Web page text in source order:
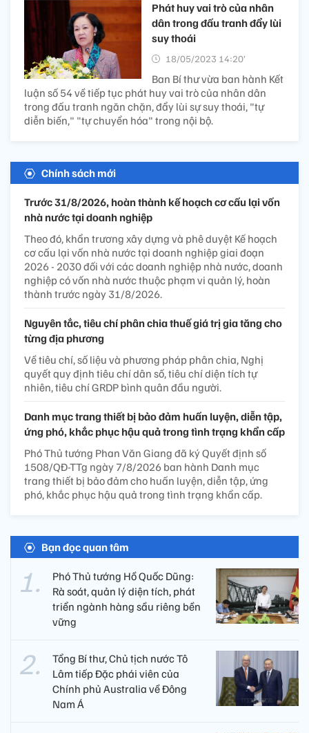
Phát huy vai trò của nhân
dân trong đấu tranh đẩy lùi
suy thoái
18/05/2023 14:20’
Ban Bí thư vừa ban hành Kết
luận số 54 về tiếp tục phát huy vai trò của nhân dân
trong đấu tranh ngăn chặn, đẩy lùi sự suy thoái, "tự
diễn biến," "tự chuyển hóa" trong nội bộ.
Chính sách mới
Trước 31/8/2026, hoàn thành kế hoạch cơ cấu lại vốn
nhà nước tại doanh nghiệp
Theo đó, khẩn trương xây dựng và phê duyệt Kế hoạch
cơ cấu lại vốn nhà nước tại doanh nghiệp giai đoạn
2026 - 2030 đối với các doanh nghiệp nhà nước, doanh
nghiệp có vốn nhà nước thuộc phạm vi quản lý, hoàn
thành trước ngày 31/8/2026.
Nguyên tắc, tiêu chí phân chia thuế giá trị gia tăng cho
từng địa phương
Về tiêu chí, số liệu và phương pháp phân chia, Nghị
quyết quy định tiêu chí dân số, tiêu chí diện tích tự
nhiên, tiêu chí GRDP bình quân đầu người.
Danh mục trang thiết bị bảo đảm huấn luyện, diễn tập,
ứng phó, khắc phục hậu quả trong tình trạng khẩn cấp
Phó Thủ tướng Phan Văn Giang đã ký Quyết định số
1508/QĐ-TTg ngày 7/8/2026 ban hành Danh mục
trang thiết bị bảo đảm cho huấn luyện, diễn tập, ứng
phó, khắc phục hậu quả trong tình trạng khẩn cấp.
Bạn đọc quan tâm
Phó Thủ tướng Hồ Quốc Dũng:
Rà soát, quản lý diện tích, phát
triển ngành hàng sầu riêng bền
vững
Tổng Bí thư, Chủ tịch nước Tô
Lâm tiếp Đặc phái viên của
Chính phủ Australia về Đông
Nam Á